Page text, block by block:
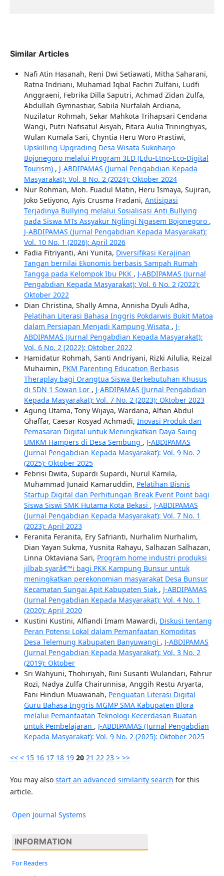
Similar Articles
Nafi Atin Hasanah, Reni Dwi Setiawati, Mitha Saharani,
Ratna Indriani, Muhamad Iqbal Fachri Zulfani, Ludfi
Anggraeni, Febrika Dilla Saputri, Achmad Zidan Zulfa,
Abdullah Gymnastiar, Sabila Nurfalah Ardiana,
Nuzilatur Rohmah, Sekar Mahkota Trihapsari Cendana
Wangi, Putri Nafisatul Aisyah, Fitara Aulia Triningtiyas,
Wulan Kumala Sari, Chyntia Heru Woro Prastiwi,
Upskilling-Upgrading Desa Wisata Sukoharjo-
Bojonegoro melalui Program 3ED (Edu-Etno-Eco-Digital
Tourism) , J-ABDIPAMAS (Jurnal Pengabdian Kepada
Masyarakat): Vol. 8 No. 2 (2024): Oktober 2024
Nur Rohman, Moh. Fuadul Matin, Heru Ismaya, Sujiran,
Joko Setiyono, Ayis Crusma Fradani, Antisipasi
Terjadinya Bullying melalui Sosialisasi Anti Bullying
pada Siswa MTs Assyakur Nglingi Ngasem Bojonegoro ,
J-ABDIPAMAS (Jurnal Pengabdian Kepada Masyarakat):
Vol. 10 No. 1 (2026): April 2026
Fadia Fitriyanti, Ani Yunita, Diversifikasi Kerajinan
Tangan bernilai Ekonomis berbasis Sampah Rumah
Tangga pada Kelompok Ibu PKK , J-ABDIPAMAS (Jurnal
Pengabdian Kepada Masyarakat): Vol. 6 No. 2 (2022):
Oktober 2022
Dian Christina, Shally Amna, Annisha Dyuli Adha,
Pelatihan Literasi Bahasa Inggris Pokdarwis Bukit Matoa
dalam Persiapan Menjadi Kampung Wisata , J-
ABDIPAMAS (Jurnal Pengabdian Kepada Masyarakat):
Vol. 6 No. 2 (2022): Oktober 2022
Hamidatur Rohmah, Santi Andriyani, Rizki Ailulia, Reizal
Muhaimin, PKM Parenting Education Berbasis
Theraplay bagi Orangtua Siswa Berkebutuhan Khusus
di SDN 1 Sowan Lor , J-ABDIPAMAS (Jurnal Pengabdian
Kepada Masyarakat): Vol. 7 No. 2 (2023): Oktober 2023
Agung Utama, Tony Wijaya, Wardana, Alfian Abdul
Ghaffar, Caesar Rosyad Achmadi, Inovasi Produk dan
Pemasaran Digital untuk Meningkatkan Daya Saing
UMKM Hampers di Desa Sembung , J-ABDIPAMAS
(Jurnal Pengabdian Kepada Masyarakat): Vol. 9 No. 2
(2025): Oktober 2025
Febrisi Dwita, Supardi Supardi, Nurul Kamila,
Muhammad Junaid Kamaruddin, Pelatihan Bisnis
Startup Digital dan Perhitungan Break Event Point bagi
Siswa Siswi SMK Hutama Kota Bekasi , J-ABDIPAMAS
(Jurnal Pengabdian Kepada Masyarakat): Vol. 7 No. 1
(2023): April 2023
Feranita Feranita, Ery Safrianti, Nurhalim Nurhalim,
Dian Yayan Sukma, Yusnita Rahayu, Salhazan Salhazan,
Linna Oktaviana Sari, Program home industri produksi
jilbab syarâ€™i bagi PKK Kampung Bunsur untuk
meningkatkan perekonomian masyarakat Desa Bunsur
Kecamatan Sungai Apit Kabupaten Siak , J-ABDIPAMAS
(Jurnal Pengabdian Kepada Masyarakat): Vol. 4 No. 1
(2020): April 2020
Kustini Kustini, Alfiandi Imam Mawardi, Diskusi tentang
Peran Potensi Lokal dalam Pemanfaatan Komoditas
Desa Telemung Kabupaten Banyuwangi , J-ABDIPAMAS
(Jurnal Pengabdian Kepada Masyarakat): Vol. 3 No. 2
(2019): Oktober
Sri Wahyuni, Thohiriyah, Rini Susanti Wulandari, Fahrur
Rozi, Nadya Zulfa Chairunnisa, Anggih Restu Aryarta,
Fani Hindun Muawanah, Penguatan Literasi Digital
Guru Bahasa Inggris MGMP SMA Kabupaten Blora
melalui Pemanfaatan Teknologi Kecerdasan Buatan
untuk Pembelajaran , J-ABDIPAMAS (Jurnal Pengabdian
Kepada Masyarakat): Vol. 9 No. 2 (2025): Oktober 2025
<< < 15 16 17 18 19 20 21 22 23 > >>
You may also start an advanced similarity search for this
article.
Open Journal Systems
INFORMATION
For Readers